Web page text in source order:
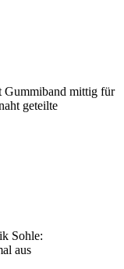
Gummiband mittig für
geteilte
Sohle:
aus